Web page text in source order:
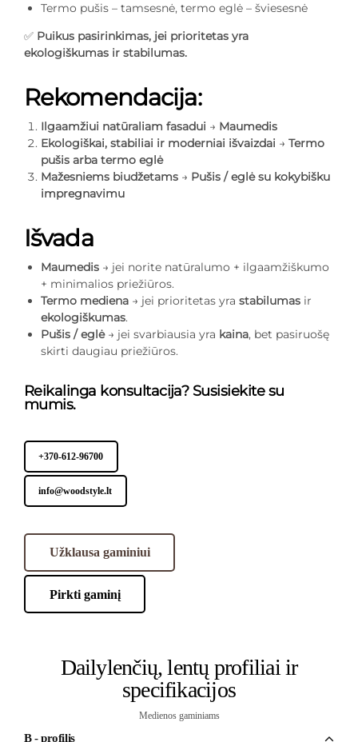
Termo pušis – tamsesnė, termo eglė – šviesesnė
✅ Puikus pasirinkimas, jei prioritetas yra
ekologiškumas ir stabilumas.
Rekomendacija:
Ilgaamžiui natūraliam fasadui → Maumedis
Ekologiškai, stabiliai ir moderniai išvaizdai → Termo
pušis arba termo eglė
Mažesniems biudžetams → Pušis / eglė su kokybišku
impregnavimu
Išvada
Maumedis → jei norite natūralumo + ilgaamžiškumo
+ minimalios priežiūros.
Termo mediena → jei prioritetas yra stabilumas ir
ekologiškumas.
Pušis / eglė→ jei svarbiausia yra kaina, bet pasiruošę
skirti daugiau priežiūros.
Reikalinga konsultacija? Susisiekite su
mumis.
+370-612-96700
info@woodstyle.lt
Užklausa gaminiui
Pirkti gaminį
Dailylenčių, lentų profiliai ir
specifikacijos
Medienos gaminiams
B - profilis